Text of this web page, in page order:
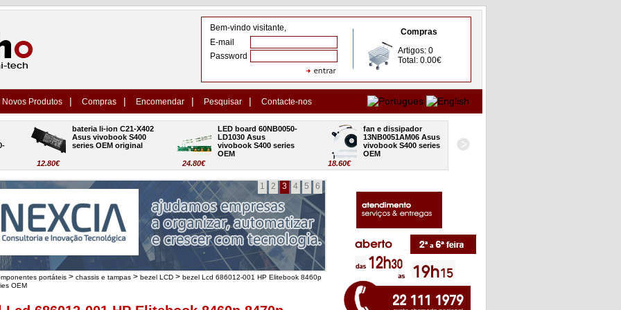
Bem-vindo visitante,
E-mail
Password
Compras
Artigos: 0
Total: 0.00€
Novos Produtos | Compras | Encomendar | Pesquisar | Contacte-nos
12.80€
bateria li-ion C21-X402
Asus vivobook S400
series OEM original
24.80€
LED board 60NB0050-
LD1030 Asus
vivobook S400 series
OEM
18.60€
fan e dissipador
13NB0051AM06 Asus
vivobook S400 series
OEM
1 2 3 4 5 6
portáteis > chassis e tampas > bezel LCD > bezel Lcd 686012-001 HP Elitebook 8460p
OEM